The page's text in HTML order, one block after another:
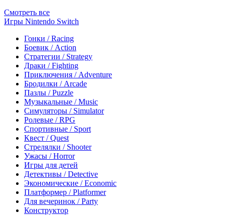
Смотреть все
Игры Nintendo Switch
Гонки / Racing
Боевик / Action
Стратегии / Strategy
Драки / Fighting
Приключения / Adventure
Бродилки / Arcade
Пазлы / Puzzle
Музыкальные / Music
Симуляторы / Simulator
Ролевые / RPG
Спортивные / Sport
Квест / Quest
Стрелялки / Shooter
Ужасы / Horror
Игры для детей
Детективы / Detective
Экономические / Economic
Платформер / Platformer
Для вечеринок / Party
Конструктор